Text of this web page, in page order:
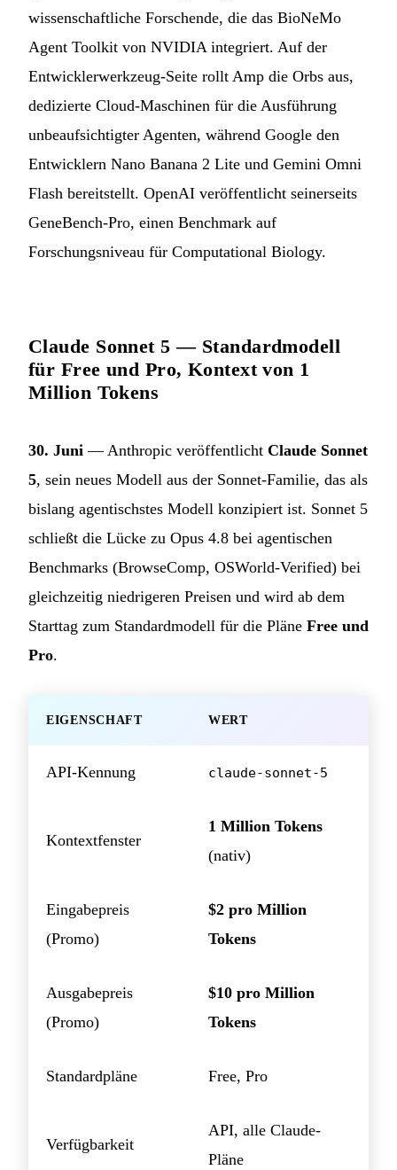
wissenschaftliche Forschende, die das BioNeMo
Agent Toolkit von NVIDIA integriert. Auf der
Entwicklerwerkzeug-Seite rollt Amp die Orbs aus,
dedizierte Cloud-Maschinen für die Ausführung
unbeaufsichtigter Agenten, während Google den
Entwicklern Nano Banana 2 Lite und Gemini Omni
Flash bereitstellt. OpenAI veröffentlicht seinerseits
GeneBench-Pro, einen Benchmark auf
Forschungsniveau für Computational Biology.
Claude Sonnet 5 — Standardmodell
für Free und Pro, Kontext von 1
Million Tokens
30. Juni — Anthropic veröffentlicht Claude Sonnet
5, sein neues Modell aus der Sonnet-Familie, das als
bislang agentischstes Modell konzipiert ist. Sonnet 5
schließt die Lücke zu Opus 4.8 bei agentischen
Benchmarks (BrowseComp, OSWorld-Verified) bei
gleichzeitig niedrigeren Preisen und wird ab dem
Starttag zum Standardmodell für die Pläne Free und
Pro.
EIGENSCHAFT WERT
API-Kennung claude-sonnet-5
Kontextfenster
1 Million Tokens
(nativ)
Eingabepreis
(Promo)
$2 pro Million
Tokens
Ausgabepreis
(Promo)
$10 pro Million
Tokens
Standardpläne Free, Pro
Verfügbarkeit
API, alle Claude-
Pläne